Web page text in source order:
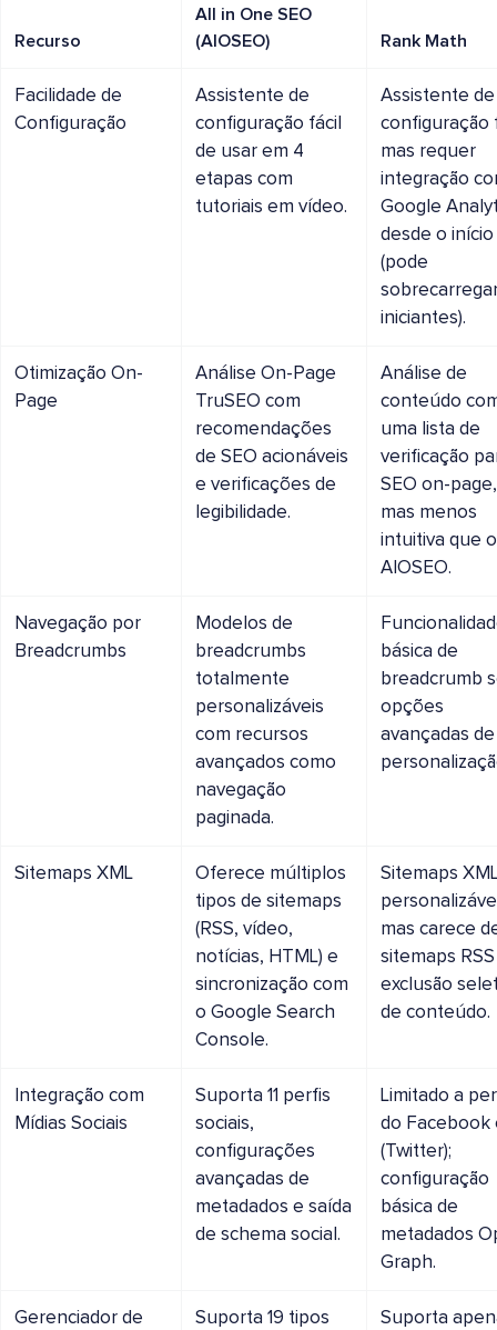
Recurso
All in One SEO
(AIOSEO)
Rank Math
Facilidade de
Configuração
Assistente de
configuração fácil
de usar em 4
etapas com
tutoriais em vídeo.
Assistente de
configuração
mas requer
integração
Google
desde o início
(pode
iniciantes).
Otimização On-
Page
Análise On-Page
TruSEO com
recomendações
de SEO acionáveis
e verificações de
legibilidade.
Análise de
conteúdo
uma lista de
verificação
SEO on-page,
mas menos
intuitiva que o
AIOSEO.
Navegação por
Breadcrumbs
Modelos de
breadcrumbs
totalmente
personalizáveis
com recursos
avançados como
navegação
paginada.
básica de
breadcrumb
opções
avançadas de
Sitemaps XML
Oferece múltiplos
tipos de sitemaps
(RSS, vídeo,
notícias, HTML) e
sincronização com
o Google Search
Console.
Sitemaps
mas carece
sitemaps
exclusão
de conteúdo.
Integração com
Mídias Sociais
Suporta 11 perfis
sociais,
configurações
avançadas de
metadados e saída
de schema social.
Limitado a
do Facebook
(Twitter);
configuração
básica de
metadados
Graph.
Gerenciador de
Suporta 19 tipos
Suporta